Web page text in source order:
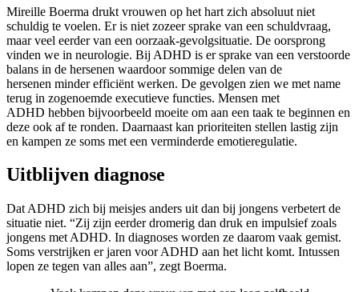
Mireille Boerma drukt vrouwen op het hart zich absoluut niet
schuldig te voelen. Er is niet zozeer sprake van een schuldvraag,
maar veel eerder van een oorzaak-gevolgsituatie. De oorsprong
vinden we in neurologie. Bij ADHD is er sprake van een verstoorde
balans in de hersenen waardoor sommige delen van de
hersenen minder efficiënt werken. De gevolgen zien we met name
terug in zogenoemde executieve functies. Mensen met
ADHD hebben bijvoorbeeld moeite om aan een taak te beginnen en
deze ook af te ronden. Daarnaast kan prioriteiten stellen lastig zijn
en kampen ze soms met een verminderde emotieregulatie.
Uitblijven diagnose
Dat ADHD zich bij meisjes anders uit dan bij jongens verbetert de
situatie niet. “Zij zijn eerder dromerig dan druk en impulsief zoals
jongens met ADHD. In diagnoses worden ze daarom vaak gemist.
Soms verstrijken er jaren voor ADHD aan het licht komt. Intussen
lopen ze tegen van alles aan”, zegt Boerma.